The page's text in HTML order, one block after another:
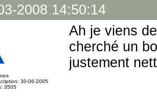
2008 14:50:14
30-06-2005
3505
Ah je viens
cherché un
justement